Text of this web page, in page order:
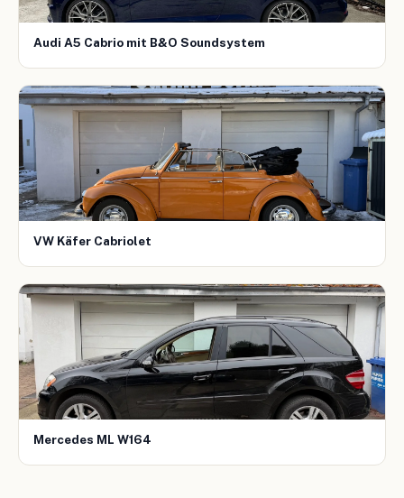
Audi A5 Cabrio mit B&O Soundsystem
VW Käfer Cabriolet
Mercedes ML W164